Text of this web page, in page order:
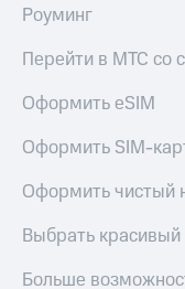
Роуминг
Перейти в МТС со
Оформить eSIM
Оформить SIM-
Оформить чистый
Выбрать
Больше